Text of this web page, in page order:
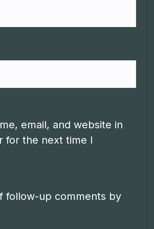
email, and website in
for the next time I
follow-up comments by